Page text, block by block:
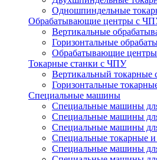
Одношпиндельные
Обрабатывающие центры с
Вертикальные
Горизонтальные
Обрабатывающие
Токарные станки с ЧПУ
Вертикальный токарные
Горизонтальные
Специальные машины
Специальные машины
Специальные машины
Специальные машины
Специальные токарные
Специальные машины